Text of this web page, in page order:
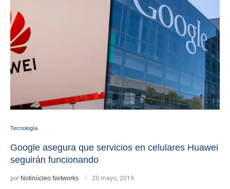
Tecnología
Google asegura que servicios en celulares Huawei
seguirán funcionando
por Notinúcleo Networks 20 mayo, 2019